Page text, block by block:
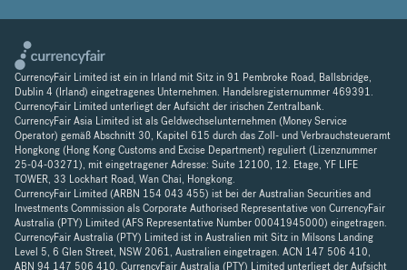
CurrencyFair Limited ist ein in Irland mit Sitz in 91 Pembroke Road, Ballsbridge,
Dublin 4 (Irland) eingetragenes Unternehmen. Handelsregisternummer 469391.
CurrencyFair Limited unterliegt der Aufsicht der irischen Zentralbank.
CurrencyFair Asia Limited ist als Geldwechselunternehmen (Money Service
Operator) gemäß Abschnitt 30, Kapitel 615 durch das Zoll- und Verbrauchsteueramt
Hongkong (Hong Kong Customs and Excise Department) reguliert (Lizenznummer
25-04-03271), mit eingetragener Adresse: Suite 12100, 12. Etage, YF LIFE
TOWER, 33 Lockhart Road, Wan Chai, Hongkong.
CurrencyFair Limited (ARBN 154 043 455) ist bei der Australian Securities and
Investments Commission als Corporate Authorised Representative von CurrencyFair
Australia (PTY) Limited (AFS Representative Number 00041945000) eingetragen.
CurrencyFair Australia (PTY) Limited ist in Australien mit Sitz in Milsons Landing
Level 5, 6 Glen Street, NSW 2061, Australien eingetragen. ACN 147 506 410,
ABN 94 147 506 410. CurrencyFair Australia (PTY) Limited unterliegt der Aufsicht